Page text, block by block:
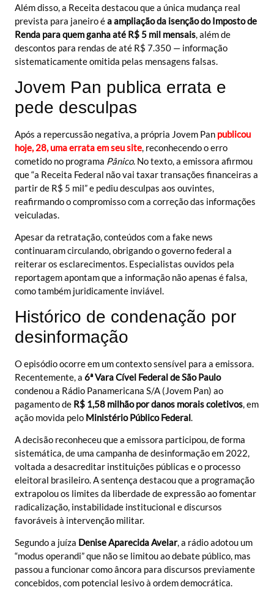
Além disso, a Receita destacou que a única mudança real
prevista para janeiro éa ampliação da isenção do Imposto de
Renda para quem ganha até R$ 5 mil mensais, além de
descontos para rendas de até R$ 7.350 — informação
sistematicamente omitida pelas mensagens falsas.
Jovem Pan publica errata e
pede desculpas
Após a repercussão negativa, a própria Jovem Pan publicou
hoje, 28, uma errata em seu site, reconhecendo o erro
cometido no programa Pânico. No texto, a emissora afirmou
que “a Receita Federal não vai taxar transações financeiras a
partir de R$ 5 mil” e pediu desculpas aos ouvintes,
reafirmando o compromisso com a correção das informações
veiculadas.
Apesar da retratação, conteúdos com a fake news
continuaram circulando, obrigando o governo federal a
reiterar os esclarecimentos. Especialistas ouvidos pela
reportagem apontam que a informação não apenas é falsa,
como também juridicamente inviável.
Histórico de condenação por
desinformação
O episódio ocorre em um contexto sensível para a emissora.
Recentemente, a 6ª Vara Cível Federal de São Paulo
condenou a Rádio Panamericana S/A (Jovem Pan) ao
pagamento de R$ 1,58 milhão por danos morais coletivos , em
ação movida pelo Ministério Público Federal
A decisão reconheceu que a emissora participou, de forma
sistemática, de uma campanha de desinformação em 2022,
voltada a desacreditar instituições públicas e o processo
eleitoral brasileiro. A sentença destacou que a programação
extrapolou os limites da liberdade de expressão ao fomentar
radicalização, instabilidade institucional e discursos
favoráveis à intervenção militar.
Segundo a juíza Denise Aparecida Avelar, a rádio adotou um
“modus operandi” que não se limitou ao debate público, mas
passou a funcionar como âncora para discursos previamente
concebidos, com potencial lesivo à ordem democrática.